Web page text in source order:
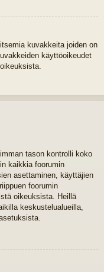
kuvakkeita joiden on
käyttöoikeudet
tason kontrolli koko
kaikkia foorumin
asettaminen, käyttäjien
foorumin
oikeuksista. Heillä
keskustelualueilla,